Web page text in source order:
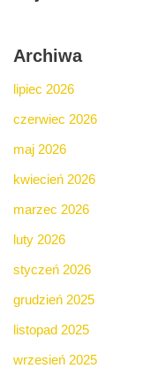
Archiwa
lipiec 2026
czerwiec 2026
maj 2026
kwiecień 2026
marzec 2026
luty 2026
styczeń 2026
grudzień 2025
listopad 2025
wrzesień 2025